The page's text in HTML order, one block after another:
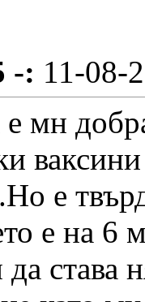
-: 11-08-
мн
е
е на 6
става